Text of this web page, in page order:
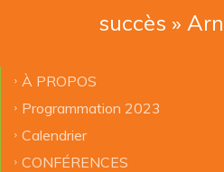
succès »
À PROPOS
Programmation 2023
Calendrier
CONFÉRENCES